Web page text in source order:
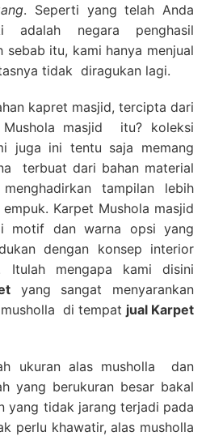
. Seperti yang telah Anda
adalah negara penghasil
sebab itu, kami hanya menjual
tidak diragukan lagi.
kapret masjid, tercipta dari
masjid itu? koleksi
juga ini tentu saja memang
terbuat dari bahan material
tampilan lebih
Karpet Mushola masjid
motif dan warna opsi yang
dengan konsep interior
Itulah mengapa kami disini
yang sangat menyarankan
di tempat jual Karpet
ukuran alas musholla dan
yang berukuran besar bakal
yang tidak jarang terjadi pada
perlu khawatir, alas musholla